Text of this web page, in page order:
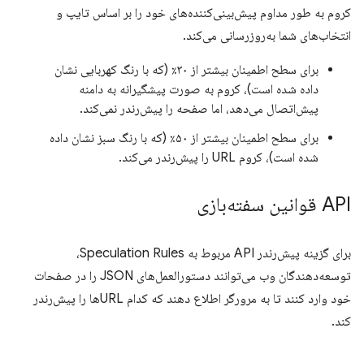
کروم به طور مداوم پیش‌بینی‌کننده‌های خود را بر اساس تایپ و
انتخاب‌های شما به‌روزرسانی می‌کند.
برای سطح اطمینان بیشتر از ۳۰٪ (که با رنگ کهربایی نشان
داده شده است)، کروم به صورت پیشگیرانه به دامنه
پیش‌اتصال می‌دهد، اما صفحه را پیش‌رندر نمی‌کند.
برای سطح اطمینان بیشتر از ۵۰٪ (که با رنگ سبز نشان داده
شده است)، کروم URL را پیش‌رندر می‌کند.
API قوانین سفته‌بازی
برای گزینه پیش‌رندر API مربوط به Speculation Rules،
توسعه‌دهندگان وب می‌توانند دستورالعمل‌های JSON را در صفحات
خود وارد کنند تا به مرورگر اطلاع دهند که کدام URLها را پیش‌رندر
کند.